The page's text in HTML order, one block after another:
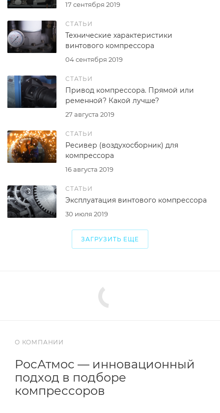
17 сентября 2019
СТАТЬИ
04 сентября 2019
Технические характеристики
винтового компрессора
СТАТЬИ
27 августа 2019
Привод компрессора. Прямой или
ременной? Какой лучше?
СТАТЬИ
16 августа 2019
Ресивер (воздухосборник) для
компрессора
СТАТЬИ
30 июля 2019
Эксплуатация винтового компрессора
ЗАГРУЗИТЬ ЕЩЕ
О КОМПАНИИ
РосАтмос — инновационный
подход в подборе
компрессоров